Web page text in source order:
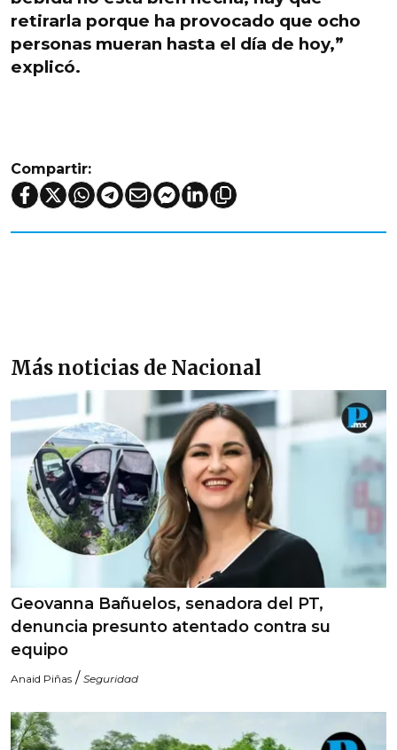
retirarla porque ha provocado que ocho
personas mueran hasta el día de hoy,”
explicó.
Compartir:
Más noticias de Nacional
Geovanna Bañuelos, senadora del PT,
denuncia presunto atentado contra su
equipo
Anaid Piñas / Seguridad